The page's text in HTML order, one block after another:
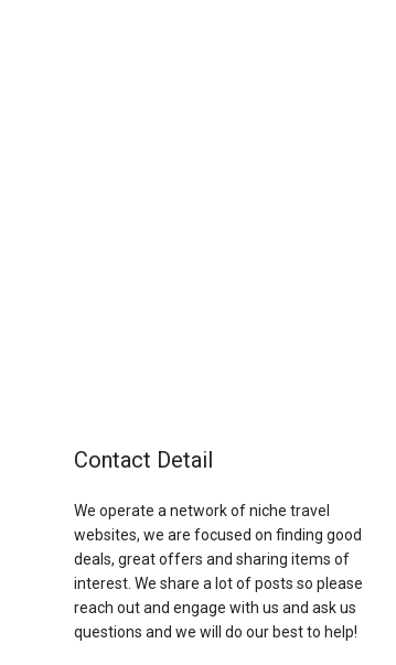
Contact Detail
We operate a network of niche travel
websites, we are focused on finding good
deals, great offers and sharing items of
interest. We share a lot of posts so please
reach out and engage with us and ask us
questions and we will do our best to help!